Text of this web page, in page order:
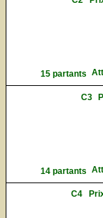
15 partants
C3
14 partants
C4